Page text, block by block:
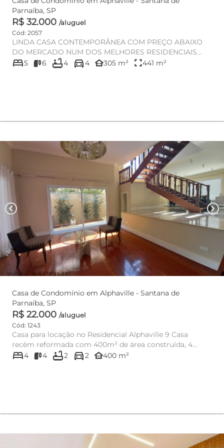
Parnaíba, SP
R$ 32.000 /aluguel
Cód: 2057
LINDA CASA CONTEMPORÂNEA COM PREÇO ABAIXO
DO MERCADO NUM DOS MELHORES RESIDENCIAIS
ALTO PADRÃO DE ALPHAVILLE/SP ...
bed5 6 bathtub4 directions_car4 other_houses305 m² fullscreen441 m²
chevron_left chevron_right
Casa de Condomínio em Alphaville - Santana de
Parnaíba, SP
R$ 22.000 /aluguel
Cód: 1243
Casa para locação no Residencial Alphaville 9 Casa
recèm reformada com 400m² de área construída, 4
dormitórios sen...
bed4 4 bathtub2 directions_car2 other_houses400 m²